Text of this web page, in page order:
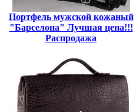
Портфель мужской кожаный
"Барселона" Лучшая цена!!!
Распродажа